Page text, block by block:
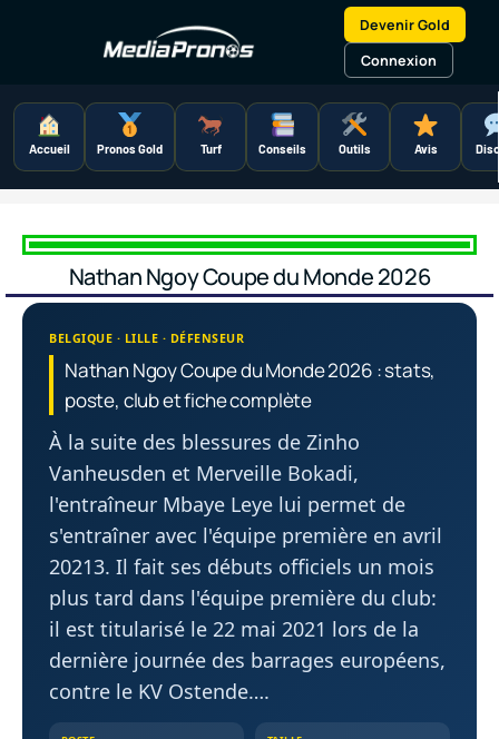
Devenir Gold
Connexion
Accueil Pronos Gold Turf Conseils Outils Avis
Nathan Ngoy Coupe du Monde 2026
BELGIQUE · LILLE · DÉFENSEUR
Nathan Ngoy Coupe du Monde 2026 : stats,
poste, club et fiche complète
À la suite des blessures de Zinho
Vanheusden et Merveille Bokadi,
l'entraîneur Mbaye Leye lui permet de
s'entraîner avec l'équipe première en avril
20213. Il fait ses débuts officiels un mois
plus tard dans l'équipe première du club:
il est titularisé le 22 mai 2021 lors de la
dernière journée des barrages européens,
contre le KV Ostende….